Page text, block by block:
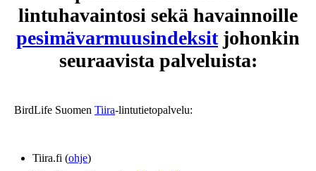
lintuhavaintosi sekä havainnoille
pesimävarmuusindeksitjohonkin
seuraavista palveluista:
BirdLife Suomen Tiira-lintutietopalvelu:
Tiira.fi (ohje)